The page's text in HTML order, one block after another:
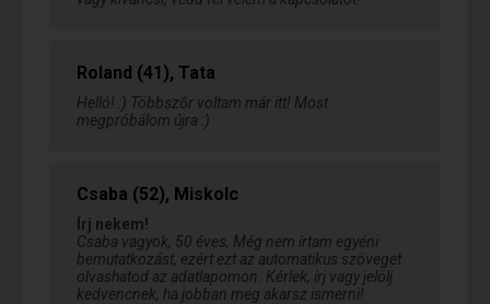
Roland (41), Tata
Helló! :) Többszőr voltam már itt! Most
megpróbálom újra :)
Csaba (52), Miskolc
Írj nekem!
Csaba vagyok, 50 éves, Még nem írtam egyéni
bemutatkozást, ezért ezt az automatikus szöveget
olvashatod az adatlapomon. Kérlek, írj vagy jelölj
kedvencnek, ha jobban meg akarsz ismerni!